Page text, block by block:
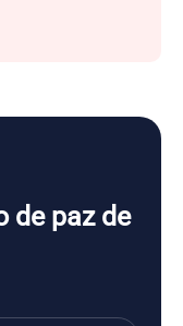
de paz de